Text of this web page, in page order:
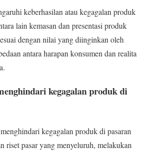
keberhasilan atau kegagalan produk
lain kemasan dan presentasi produk
dengan nilai yang diinginkan oleh
antara harapan konsumen dan realita
kegagalan produk di
kegagalan produk di pasaran
riset pasar yang menyeluruh, melakukan